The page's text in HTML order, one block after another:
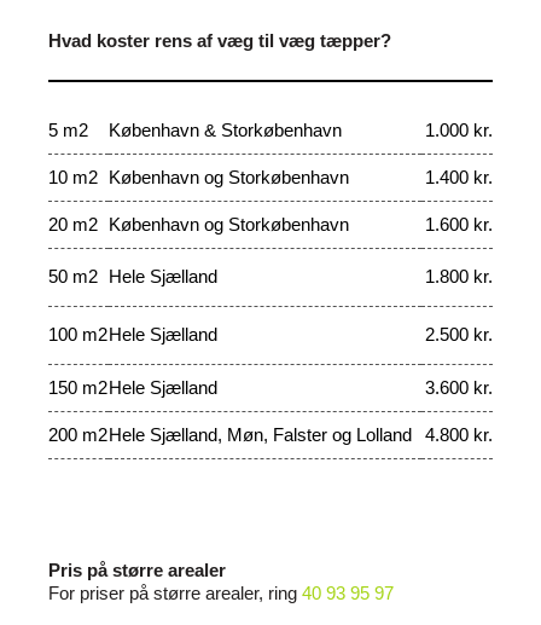
Hvad koster rens af væg til væg tæpper?
5 m2 København & Storkøbenhavn 1.000 kr.
10 m2 København og Storkøbenhavn 1.400 kr.
20 m2 København og Storkøbenhavn 1.600 kr.
50 m2 Hele Sjælland 1.800 kr.
100 m2Hele Sjælland 2.500 kr.
150 m2Hele Sjælland 3.600 kr.
200 m2Hele Sjælland, Møn, Falster og Lolland 4.800 kr.
Pris på større arealer
For priser på større arealer, ring 40 93 95 97